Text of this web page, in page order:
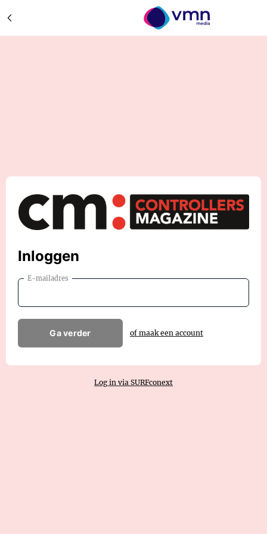
Inloggen
E-mailadres
Ga verder of maak een account
Log in via SURFconext